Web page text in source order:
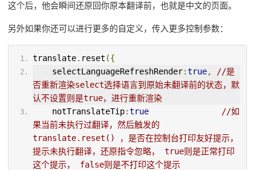
这个后，他会瞬间还原回你原本翻译前，也就是中文的页面。
另外如果你还可以进行更多的自定义，传入更多控制参数：
translate. reset ({
    selectLanguageRefreshRender
:true,
//是
否重新渲染select选择语言到原始未翻译前的状态，默
认不设置则是true，进行重新渲染
    notTranslateTip
:true
//如
果当前未执行过翻译，然后触发的
translate.reset() ，是否在控制台打印友好提示，
提示未执行翻译，还原指令忽略， true则是正常打印
这个提示， false则是不打印这个提示